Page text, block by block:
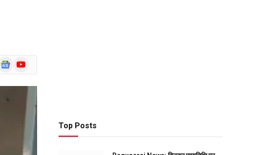
GoogleYouTube
Top Posts